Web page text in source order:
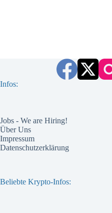
Infos:
Jobs - We are Hiring!
Über Uns
Impressum
Datenschutzerklärung
Beliebte Krypto-Infos: